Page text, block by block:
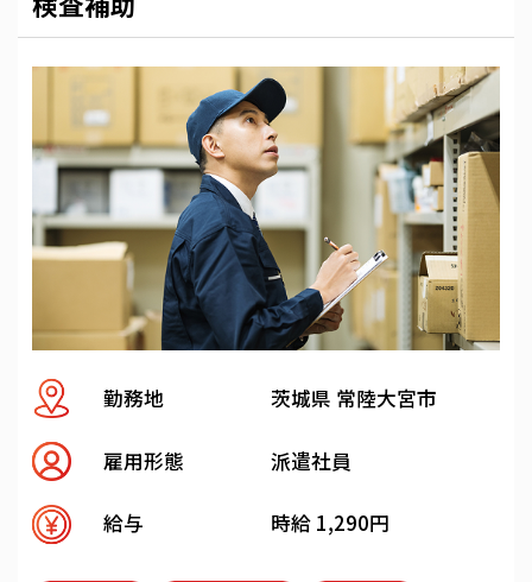
勤務地 茨城県 常陸大宮市
雇用形態 派遣社員
給与 時給 1,290円